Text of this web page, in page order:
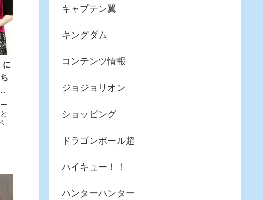
に
キャプテン翼
キングダム
コンテンツ情報
ジョジョリオン
ショッピング
ドラゴンボール超
ハイキュー！！
ハンターハンター